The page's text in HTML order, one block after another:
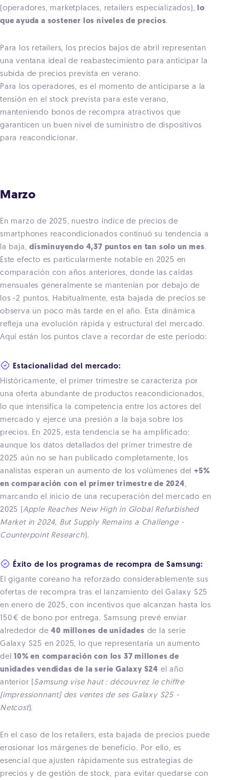
(operadores, marketplaces, retailers especializados),lo
que ayuda a sostener los niveles de precios.
Para los retailers, los precios bajos de abril representan
una ventana ideal de reabastecimiento para anticipar la
subida de precios prevista en verano.
Para los operadores, es el momento de anticiparse a la
tensión en el stock prevista para este verano,
manteniendo bonos de recompra atractivos que
garanticen un buen nivel de suministro de dispositivos
para reacondicionar.
Marzo
En marzo de 2025, nuestro índice de precios de
smartphones reacondicionados continuó su tendencia a
la baja,disminuyendo 4,37 puntos en tan solo un mes.
Este efecto es particularmente notable en 2025 en
comparación con años anteriores, donde las caídas
mensuales generalmente se mantenían por debajo de
los -2 puntos. Habitualmente, esta bajada de precios se
observa un poco más tarde en el año. Esta dinámica
refleja una evolución rápida y estructural del mercado.
Aquí están los puntos clave a recordar de este período:
Estacionalidad del mercado:
Históricamente, el primer trimestre se caracteriza por
una oferta abundante de productos reacondicionados,
lo que intensifica la competencia entre los actores del
mercado y ejerce una presión a la baja sobre los
precios. En 2025, esta tendencia se ha amplificado:
aunque los datos detallados del primer trimestre de
2025 aún no se han publicado completamente, los
analistas esperan un aumento de los volúmenes del +5%
en comparación con el primer trimestre de 2024,
marcando el inicio de una recuperación del mercado en
2025 (Apple Reaches New High in Global Refurbished
Market in 2024, But Supply Remains a Challenge -
Counterpoint Research).
Éxito de los programas de recompra de Samsung:
El gigante coreano ha reforzado considerablemente sus
ofertas de recompra tras el lanzamiento del Galaxy S25
en enero de 2025, con incentivos que alcanzan hasta los
150 € de bono por entrega. Samsung prevé enviar
alrededor de40 millones de unidades de la serie
Galaxy S25 en 2025, lo que representaría un aumento
del10% en comparación con los 37 millones de
unidades vendidas de la serie Galaxy S24 el año
anterior ( Samsung vise haut : découvrez le chiffre
(impressionnant) des ventes de ses Galaxy S25 -
Netcost).
En el caso de los retailers, esta bajada de precios puede
erosionar los márgenes de beneficio. Por ello, es
esencial que ajusten rápidamente sus estrategias de
precios y de gestión de stock, para evitar quedarse con